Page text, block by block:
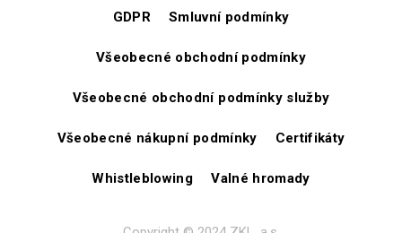
GDPR Smluvní podmínky
Všeobecné obchodní podmínky
Všeobecné obchodní podmínky služby
Všeobecné nákupní podmínky Certifikáty
Whistleblowing Valné hromady